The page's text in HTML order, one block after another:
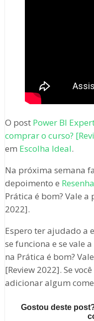
O post Power BI
comprar o curso?
em Escolha Ideal.
Na próxima semana
depoimento e Resenha
Prática é bom? Vale a
2022].
Espero ter ajudado a
se funciona e se vale
na Prática é bom?
[Review 2022]. Se
adicionar algum
Gostou deste